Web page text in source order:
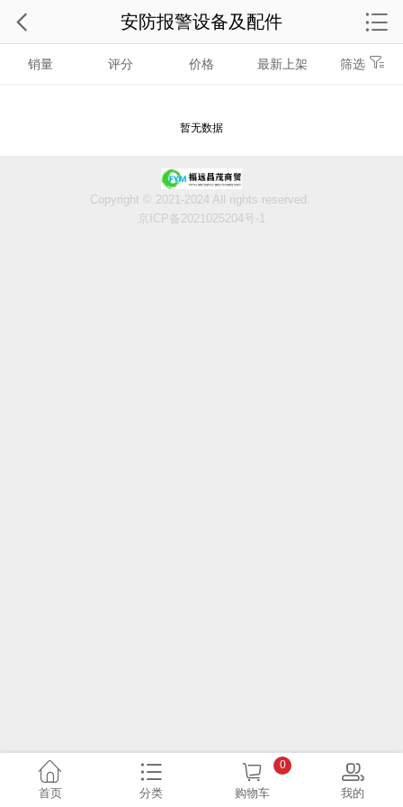
销量 评分 价格 最新上架 筛选
暂无数据
安防报警设备及配件
Copyright © 2021-2024 All rights reserved.
京ICP备2021025204号-1
首页 分类 购物车
0
我的